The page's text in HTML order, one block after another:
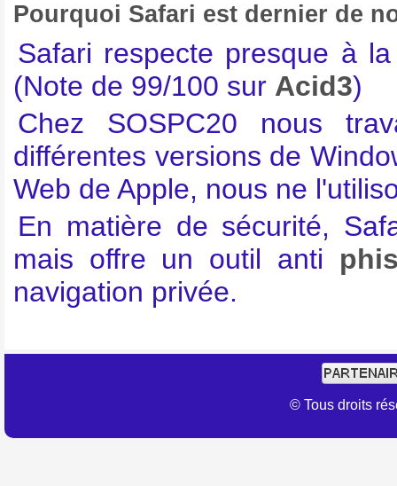
Pourquoi Safari est dernier de
Safari respecte presque à
(Note de 99/100 sur Acid3)
Chez SOSPC20 nous
différentes versions de
Web de Apple, nous ne
En matière de sécurité,
mais offre un outil anti
navigation privée.
© Tous droits